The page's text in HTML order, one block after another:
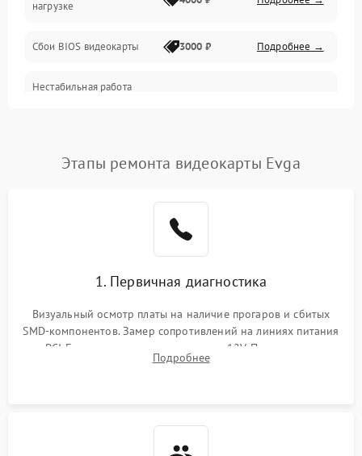
Электропитание
ПО
Электронные компоненты
Общие поломки
Механические повреждения
нагрузке
Сбои BIOS видеокарты 3000 ₽ Подробнее →
Нестабильная работа
Этапы ремонта видеокарты Evga
1. Первичная диагностика
Визуальный осмотр платы на наличие прогаров и сбитых
SMD-компонентов. Замер сопротивлений на линиях питания
PCI-E и дополнительных разъемах 12V. Проверка на
короткое замыкание основных дросселей питания GPU и
Подробнее